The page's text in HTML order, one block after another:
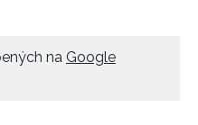
na Google